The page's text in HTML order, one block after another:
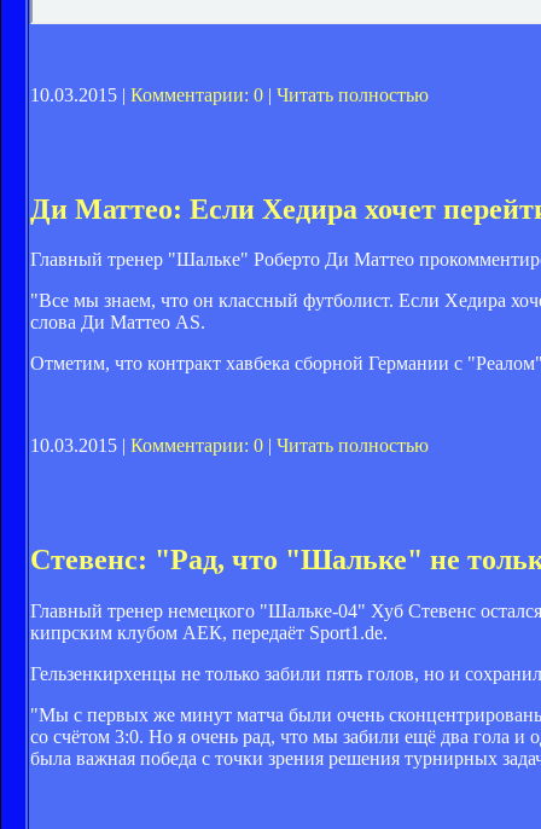
10.03.2015 | Комментарии: 0 | Читать полностью
Ди Маттео: Если Хедира хочет
Главный тренер "Шальке" Роберто Ди Маттео
"Все мы знаем, что он классный футболист. Если Хедира
слова Ди Маттео AS.
Отметим, что контракт хавбека сборной Германии с
10.03.2015 | Комментарии: 0 Читать полностью
Стевенс: "Рад, что "Шальке" не
Главный тренер немецкого "Шальке-04" Хуб Стевенс
кипрским клубом АЕК, передаёт Sport1.de.
Гельзенкирхенцы не только забили пять голов, но и
"Мы с первых же минут матча были очень
со счётом 3:0. Но я очень рад, что мы забили ещё два гола
была важная победа с точки зрения решения турнирных